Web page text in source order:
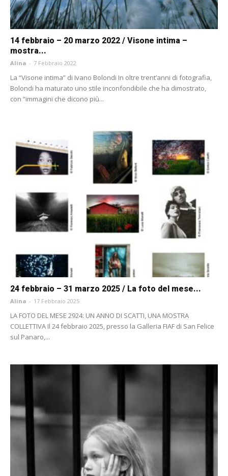
14 febbraio – 20 marzo 2022 / Visone intima –
mostra...
Alina - 7 Febbraio 2022
La “Visone intima” di Ivano Bolondi In oltre trent’anni di fotografia,
Bolondi ha maturato uno stile inconfondibile che ha dimostrato,
con “immagini che dicono più...
24 febbraio – 31 marzo 2025 / La foto del mese...
Alina - 17 Febbraio 2025
LA FOTO DEL MESE 2924: UN ANNO DI SCATTI, UNA MOSTRA
COLLETTIVA Il 24 febbraio 2025, presso la Galleria FIAF di San Felice
sul Panaro,...